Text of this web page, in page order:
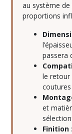
au système
proportions
passera
le retour
et
Finition :
Boucle
ceinture
Fermoirs